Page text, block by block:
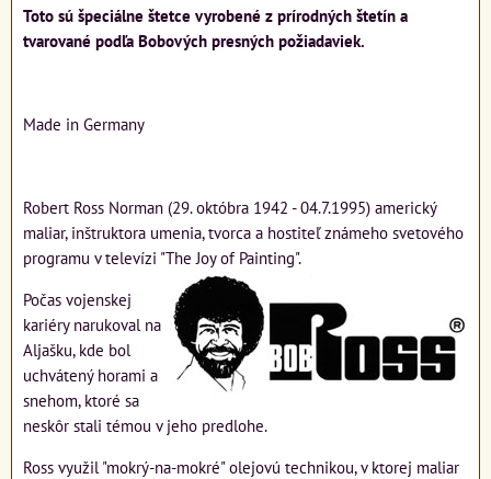
Toto sú špeciálne štetce vyrobené z prírodných štetín a
tvarované podľa Bobových presných požiadaviek.
Made in Germany
Robert Ross Norman (29. októbra 1942 - 04.7.1995) americký
maliar, inštruktora umenia, tvorca a hostiteľ známeho svetového
programu v televízi "The Joy of Painting".
Počas vojenskej
kariéry narukoval na
Aljašku, kde bol
uchvátený horami a
snehom, ktoré sa
neskôr stali témou v jeho predlohe.
Ross využil "mokrý-na-mokré" olejovú technikou, v ktorej maliar